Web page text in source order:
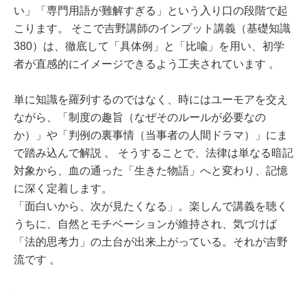
い」「専門用語が難解すぎる」という入り口の段階で起
こります。 そこで吉野講師のインプット講義（基礎知識
380）は、徹底して「具体例」と「比喩」を用い、初学
者が直感的にイメージできるよう工夫されています 。
単に知識を羅列するのではなく、時にはユーモアを交え
ながら、「制度の趣旨（なぜそのルールが必要なの
か）」や「判例の裏事情（当事者の人間ドラマ）」にま
で踏み込んで解説 。 そうすることで、法律は単なる暗記
対象から、血の通った「生きた物語」へと変わり、記憶
に深く定着します。
「面白いから、次が見たくなる」。楽しんで講義を聴く
うちに、自然とモチベーションが維持され、気づけば
「法的思考力」の土台が出来上がっている。それが吉野
流です 。